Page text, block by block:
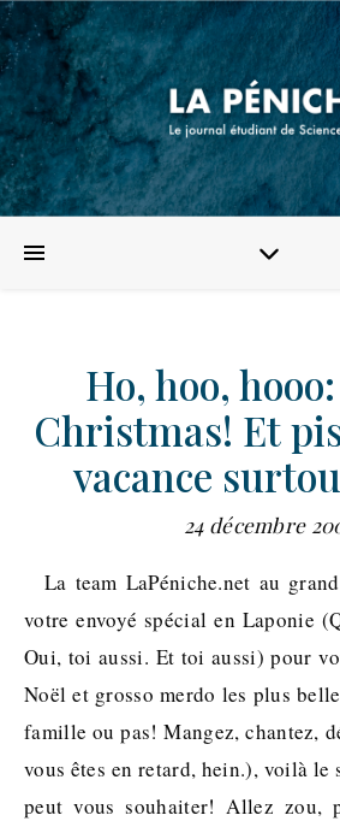
Ho, hoo,
Christmas! Et
vacance
24 décembre
La team LaPéniche.net au
votre envoyé spécial en Laponie
Oui, toi aussi. Et toi aussi) pour
Noël et grosso merdo les plus
famille ou pas! Mangez, chantez,
vous êtes en retard, hein.), voilà le
peut vous souhaiter! Allez zou,